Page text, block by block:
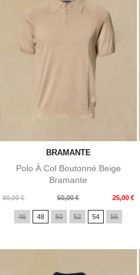
BRAMANTE
Polo À Col Boutonné Beige
Bramante
90,00 €
Prix
50,00 € 25,00 €
Prix
46 48 50 52 54 56